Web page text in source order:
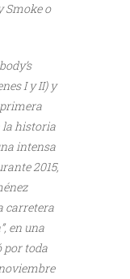
Smoke o
I y II) y
la historia
intensa
2015,
carretera
en una
por toda